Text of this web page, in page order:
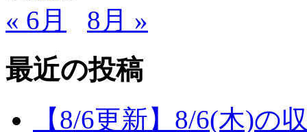
« 6月 8月 »
最近の投稿
【8/6更新】8/6(木)の